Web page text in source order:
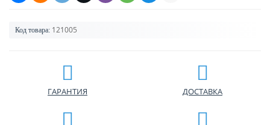
Код товара: 121005
ГАРАНТИЯ ДОСТАВКА